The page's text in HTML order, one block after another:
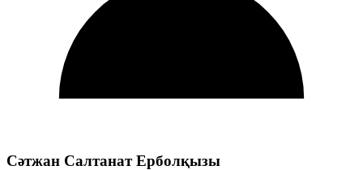
Сәтжан Салтанат Ерболқызы